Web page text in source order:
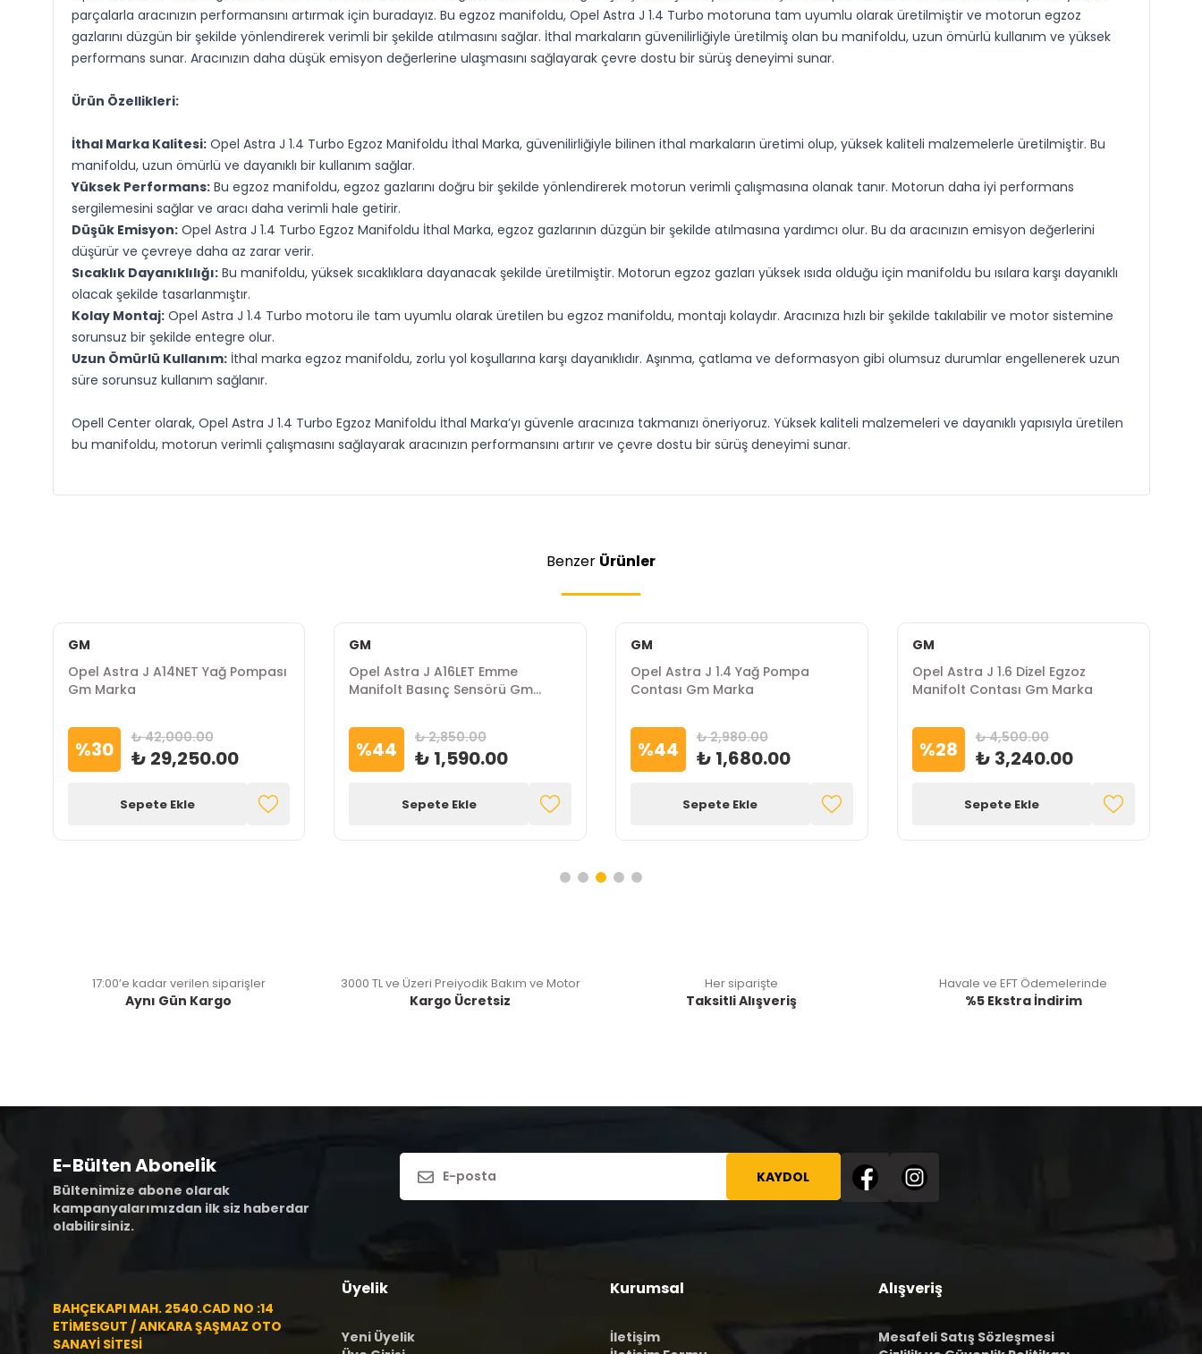
parçalarla aracınızın performansını artırmak için buradayız. Bu egzoz manifoldu, Opel Astra J 1.4 Turbo motoruna tam uyumlu olarak üretilmiştir ve motorun egzoz
gazlarını düzgün bir şekilde yönlendirerek verimli bir şekilde atılmasını sağlar. İthal markaların güvenilirliğiyle üretilmiş olan bu manifoldu, uzun ömürlü kullanım ve yüksek
performans sunar. Aracınızın daha düşük emisyon değerlerine ulaşmasını sağlayarak çevre dostu bir sürüş deneyimi sunar.
Ürün Özellikleri:
İthal Marka Kalitesi:Opel Astra J 1.4 Turbo Egzoz Manifoldu İthal Marka, güvenilirliğiyle bilinen ithal markaların üretimi olup, yüksek kaliteli malzemelerle üretilmiştir. Bu
manifoldu, uzun ömürlü ve dayanıklı bir kullanım sağlar.
Yüksek Performans:Bu egzoz manifoldu, egzoz gazlarını doğru bir şekilde yönlendirerek motorun verimli çalışmasına olanak tanır. Motorun daha iyi performans
sergilemesini sağlar ve aracı daha verimli hale getirir.
Düşük Emisyon:Opel Astra J 1.4 Turbo Egzoz Manifoldu İthal Marka, egzoz gazlarının düzgün bir şekilde atılmasına yardımcı olur. Bu da aracınızın emisyon değerlerini
düşürür ve çevreye daha az zarar verir.
Sıcaklık Dayanıklılığı:Bu manifoldu, yüksek sıcaklıklara dayanacak şekilde üretilmiştir. Motorun egzoz gazları yüksek ısıda olduğu için manifoldu bu ısılara karşı dayanıklı
olacak şekilde tasarlanmıştır.
Kolay Montaj:Opel Astra J 1.4 Turbo motoru ile tam uyumlu olarak üretilen bu egzoz manifoldu, montajı kolaydır. Aracınıza hızlı bir şekilde takılabilir ve motor sistemine
sorunsuz bir şekilde entegre olur.
Uzun Ömürlü Kullanım:İthal marka egzoz manifoldu, zorlu yol koşullarına karşı dayanıklıdır. Aşınma, çatlama ve deformasyon gibi olumsuz durumlar engellenerek uzun
süre sorunsuz kullanım sağlanır.
Opell Center olarak, Opel Astra J 1.4 Turbo Egzoz Manifoldu İthal Marka’yı güvenle aracınıza takmanızı öneriyoruz. Yüksek kaliteli malzemeleri ve dayanıklı yapısıyla üretilen
bu manifoldu, motorun verimli çalışmasını sağlayarak aracınızın performansını artırır ve çevre dostu bir sürüş deneyimi sunar.
Benzer Ürünler
GM
Opel Astra J A14NET Yağ Pompası
Gm Marka
%30 ₺ 42,000.00
₺ 29,250.00
Sepete Ekle
GM
Opel Astra J A16LET Emme
Manifolt Basınç Sensörü Gm
%44 ₺ 2,850.00
₺ 1,590.00
Sepete Ekle
GM
Opel Astra J 1.4 Yağ Pompa
Contası Gm Marka
%44 ₺ 2,980.00
₺ 1,680.00
Sepete Ekle
GM
Opel Astra J 1.6 Dizel Egzoz
Manifolt Contası Gm Marka
%28 ₺ 4,500.00
₺ 3,240.00
Sepete Ekle
17:00’e kadar verilen siparişler
Aynı Gün Kargo
3000 TL ve Üzeri Preiyodik Bakım ve Motor
Kargo Ücretsiz
Her siparişte
Taksitli Alışveriş
Havale ve EFT Ödemelerinde
%5 Ekstra İndirim
E-Bülten Abonelik
Bültenimize abone olarak
kampanyalarımızdan ilk siz haberdar
olabilirsiniz.
KAYDOL
BAHÇEKAPI MAH. 2540.CAD NO :14
ETİMESGUT / ANKARA ŞAŞMAZ OTO
SANAYİ SİTESİ
Üyelik
Yeni Üyelik
Kurumsal
İletişim
Alışveriş
Mesafeli Satış Sözleşmesi